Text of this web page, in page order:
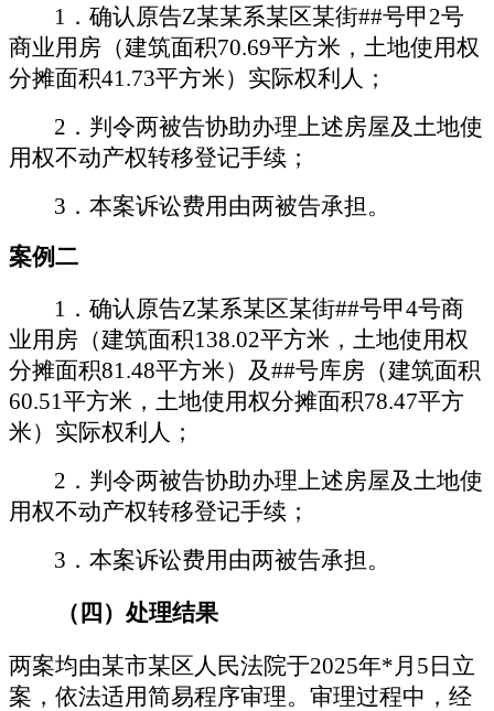
1 ． 确认原告Z某某系某区某街##号甲 2号
商业用房（建筑面积70.69平方米，土地使用权
分摊面积41.73平方米）实际权利人；
2 ． 判令两被告协助办理上述房屋及土地使
用权不动产权转移登记手续；
3 ． 本案诉讼费用由两被告承担。
案例二
1 ． 确认原告Z某系某区某街##号甲4号商
业用房（建筑面积138.02平方米，土地使用权
分摊面积81.48平方米）及##号库房（建筑面积
60.51平方米，土地使用权分摊面积78.47平方
米）实际权利人；
2 ． 判令两被告协助办理上述房屋及土地使
用权不动产权转移登记手续；
3 ． 本案诉讼费用由两被告承担。
（四） 处理结果
两案均由某市某区人民法院于2025年*月 5 日立
案，依法适用简易程序审理。审理过程中，经